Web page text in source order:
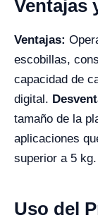
Ventajas
Ventajas:
escobillas,
capacidad de
digital.
tamaño de la
aplicaciones
superior a 5 kg.
Uso del